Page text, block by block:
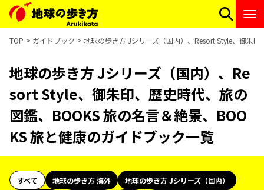
TOP ガイドブック 地球の歩き方 Jシリーズ（国内）、Resort Style、御朱
地球の歩き方 Jシリーズ（国内）、Re
sort Style、御朱印、歴史時代、旅の
図鑑、BOOKS 旅の名言＆絶景、BOO
KS 旅と健康のガイドブック一覧
すべて 地球の歩き方 海外
地球の歩き方 Jシリーズ（国内）